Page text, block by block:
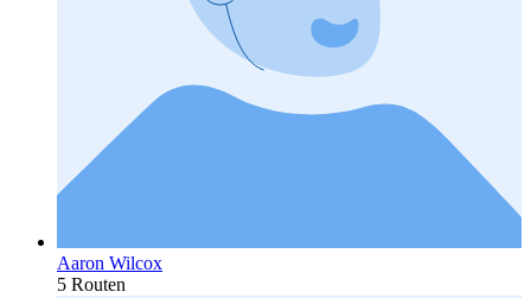
Aaron Wilcox
5 Routen